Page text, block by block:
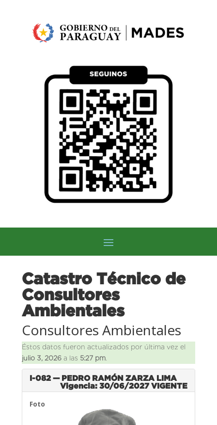
Catastro Técnico de
Consultores
Ambientales
Consultores Ambientales
Éstos datos fueron actualizados por última vez el
julio 3, 2026a las 5:27 pm.
I-082 — PEDRO RAMÓN ZARZA LIMA
Vigencia: 30/06/2027VIGENTE
Foto